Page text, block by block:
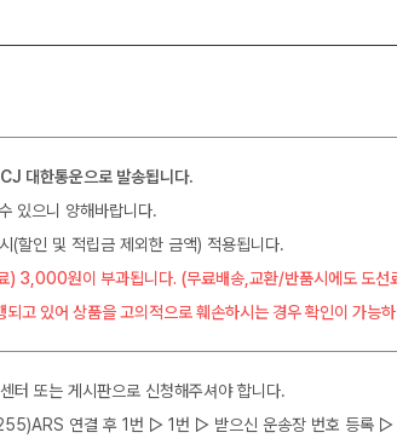
대한통운으로 발송됩니다.
있으니 양해바랍니다.
(할인 및 적립금 제외한 금액) 적용됩니다.
) 3,000원이 부과됩니다. (무료배송,교환/반품시에도 도선
고 있어 상품을 고의적으로 훼손하시는 경우 확인이 가능
터 또는 게시판으로 신청해주셔야 합니다.
연결 후 1번 ▷ 1번 ▷ 받으신 운송장 번호 등록 ▷